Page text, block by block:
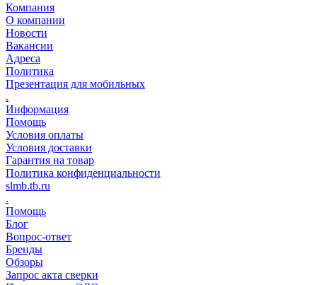
Компания
О компании
Новости
Вакансии
Адреса
Политика
Презентация для мобильных
.
Информация
Помощь
Условия оплаты
Условия доставки
Гарантия на товар
Политика конфиденциальности
slmb.tb.ru
.
Помощь
Блог
Вопрос-ответ
Бренды
Обзоры
Запрос акта сверки